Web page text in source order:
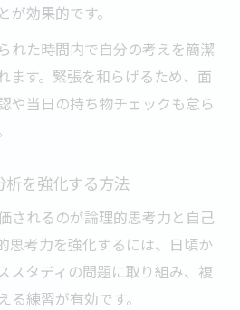
が効果的です。
れた時間内で自分の考えを簡潔
ます。緊張を和らげるため、面
や当日の持ち物チェックも怠ら
を強化する方法
されるのが論理的思考力と自己
思考力を強化するには、日頃か
スタディの問題に取り組み、複
練習が有効です。